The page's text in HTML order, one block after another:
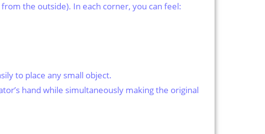
the outside). In each corner, you can feel:
to place any small object.
hand while simultaneously making the original